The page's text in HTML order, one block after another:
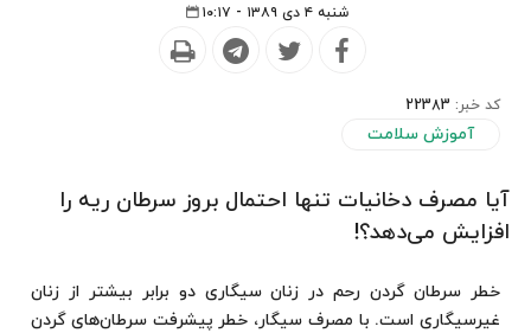
شنبه ۴ دی ۱۳۸۹ - ۱۰:۱۷
کد خبر: 22383
آموزش سلامت
آیا مصرف دخانیات تنها احتمال بروز سرطان ریه را
افزایش می‌دهد؟!
خطر سرطان گردن رحم در زنان سیگاری دو برابر بیشتر از زنان
غیرسیگاری است. با مصرف سیگار، خطر پیشرفت سرطان‌های گردن